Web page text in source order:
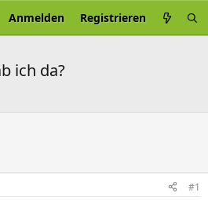
Anmelden Registrieren
ich da?
#1